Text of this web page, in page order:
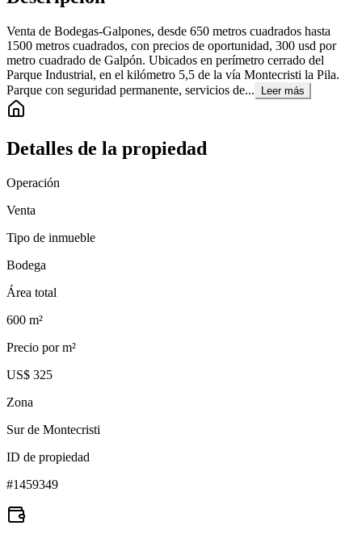
Venta de Bodegas-Galpones, desde 650 metros cuadrados hasta
1500 metros cuadrados, con precios de oportunidad, 300 usd por
metro cuadrado de Galpón. Ubicados en perímetro cerrado del
Parque Industrial, en el kilómetro 5,5 de la vía Montecristi la Pila.
Parque con seguridad permanente, servicios de...
Leer más
Detalles de la propiedad
Operación
Venta
Tipo de inmueble
Bodega
Área total
600 m²
Precio por m²
US$ 325
Zona
Sur de Montecristi
ID de propiedad
#1459349